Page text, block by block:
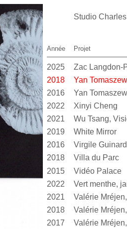
Studio
Année Projet
2025 Zac Langdon-
2018
Yan
2016 Yan
2022
Xinyi Cheng
2021
Wu Tsang,
2019
White Mirror
2016
Virgile Guinard
2018
Villa du Parc
2015
Vidéo Palace
2022
2021
2018
Valérie
2017